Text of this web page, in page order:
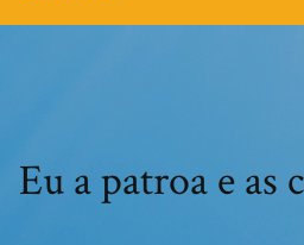
Eu a patroa e as